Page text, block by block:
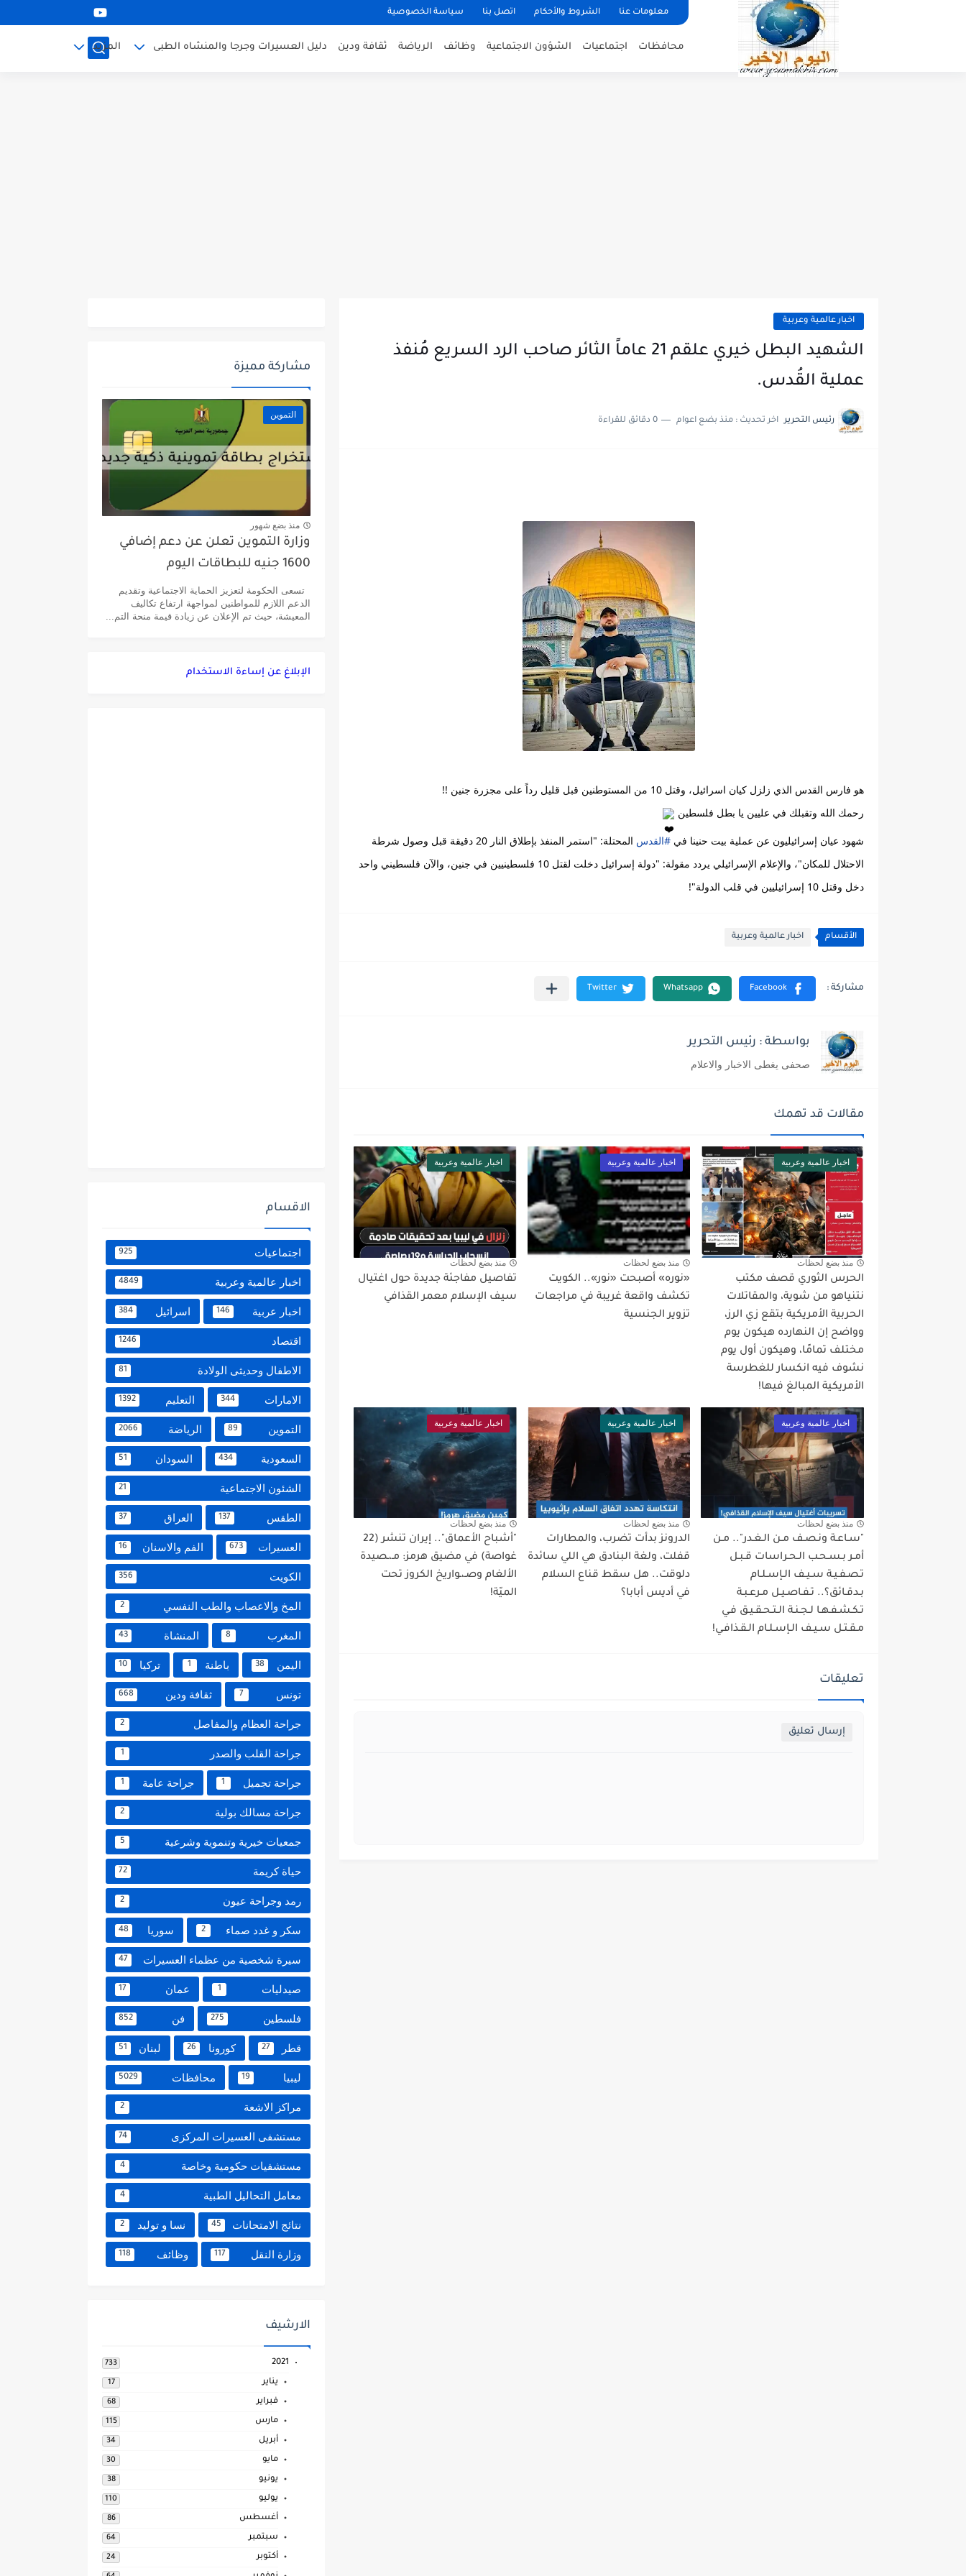
معلومات عنا الشروط والأحكام اتصل بنا سياسة الخصوصية
محافظات اجتماعيات الشؤون الاجتماعية وظائف الرياضة ثقافة ودين دليل العسيرات وجرجا والمنشاه الطبى المزيد
اخبار عالمية وعربية
‏الشهيد البطل خيري علقم 21 عاماً الثائر صاحب الرد السريع مُنفذ
عملية القُدس.
رئيس التحرير اخر تحديث : منذ بضع اعوام 0 دقائق للقراءة
هو فارس القدس الذي زلزل كيان اسرائيل، وقتل 10 من المستوطنين قبل قليل رداً على مجزرة جنين !!
رحمك الله وتقبلك في عليين يا بطل فلسطين
شهود عيان إسرائيليون عن عملية بيت حنينا في ‎ #القدس
دخل وقتل 10 إسرائيليين في قلب الدولة"!
الأقسام اخبار عالمية وعربية
بواسطة : رئيس التحرير
صحفى يغطى الاخبار والاعلام
مقالات قد تهمك
اخبار عالمية وعربية
منذ بضع لحظات
الحرس الثوري قصف مكتب
نتنياهو من شوية، والمقاتلات
الحربية الأمريكية بتقع زي الرز،
وواضح إن النهارده هيكون يوم
مختلف تمامًا، وهيكون أول يوم
نشوف فيه انكسار للغطرسة
الأمريكية المبالغ فيها!
اخبار عالمية وعربية
منذ بضع لحظات
«نوره» أصبحت «نور».. الكويت
تكشف واقعة غريبة في مراجعات
تزوير الجنسية
اخبار عالمية وعربية
منذ بضع لحظات
تفاصيل مفاجئة جديدة حول اغتيال
سيف الإسلام معمر القذافي
اخبار عالمية وعربية
منذ بضع لحظات
"سـاعـة ونـصـف مـن الـغـدر".. مـن
أمـر بـسـحـب الـحـراسات قـبـل
تـصـفـيـة سـيـف الـإسـلـام
بـدقـائق؟.. تـفـاصـيـل مـرعـبـة
تـكـشـفـهـا لـجـنـة الـتـحـقـيـق فـي
مـقـتـل سـيـف الـإسـلـام الـقـذافـي!
اخبار عالمية وعربية
منذ بضع لحظات
الدرونز بدأت تضرب، والمطارات
قفلت، ولغة البنادق هي اللي سائدة
دلوقت.. هل سقط قناع السلام
في أديس أبابا؟
اخبار عالمية وعربية
منذ بضع لحظات
"أشباح الأعماق".. إيران تنشر (22
غواصة) في مضيق هرمز: مـ،ـصيدة
الألغام وصـ،ـواريخ الكروز تحت
الميّة!
تعليقات
إرسال تعليق
مشاركة مميزة
التموين
منذ بضع شهور
وزارة التموين تعلن عن دعم إضافي
1600 جنيه للبطاقات اليوم
تسعى الحكومة لتعزيز الحماية الاجتماعية وتقديم
الدعم اللازم للمواطنين لمواجهة ارتفاع تكاليف
المعيشة، حيث تم الإعلان عن زيادة قيمة منحة التم...
الإبلاغ عن إساءة الاستخدام
الاقسام
اجتماعيات 925
اخبار عالمية وعربية 4849
اخبار عربية 146 اسرائيل 384
اقتصاد 1246
الاطفال وحديثى الولادة 81
الامارات 344 التعليم 1392
التموين 89 الرياضة 2066
السعودية 434 السودان 51
الشئون الاجتماعية 21
الطقس 137 العراق 37
العسيرات 673 الفم والاسنان 16
الكويت 356
المخ والاعصاب والطب النفسي 2
المغرب 8 المنشاة 43
اليمن 38 باطنة 1 تركيا 10
تونس 7 ثقافة ودين 668
جراحة العظام والمفاصل 2
جراحة القلب والصدر 1
جراحة تجميل 1 جراحة عامة 1
جراحة مسالك بولية 2
جمعيات خيرية وتنموية وشرعية 5
حياة كريمة 72
رمد وجراحة عيون 2
سكر و غدد صماء 2 سوريا 48
سيرة شخصية من عظماء العسيرات 47
صيدليات 1 عمان 17
فلسطين 275 فن 852
قطر 27 كورونا 26 لبنان 51
ليبيا 19 محافظات 5029
مراكز الاشعة 2
مستشفى العسيرات المركزى 74
مستشفيات حكومية وخاصة 4
معامل التحاليل الطبية 4
نتائج الامتحانات 45 نسا و توليد 2
وزارة النقل 117 وظائف 118
الارشيف
2021
733
يناير 17
فبراير 68
مارس 115
أبريل 34
مايو 30
يونيو 38
يوليو 110
أغسطس 86
سبتمبر 64
أكتوبر 24